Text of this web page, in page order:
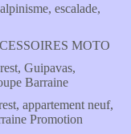
escalade,
MOTO
Guipavas,
Barraine
appartement neuf,
Promotion